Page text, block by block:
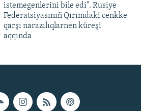
istemegenlerini bile edi". Rusiye
Federatsiyasınıñ Qırımdaki cenkke
qarşı narazılıqlarnen küreşi
aqqında